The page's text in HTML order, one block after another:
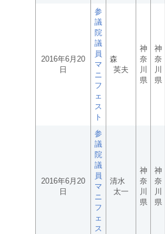
2016年6月20
日
参
議
院
議
員
マ
ニ
フ
ェ
ス
ト
森
英夫
神
奈
川
県
神
奈
川
県
2016年6月20
日
参
議
院
議
員
マ
ニ
フ
ェ
ス
清水
太一
神
奈
川
県
神
奈
川
県